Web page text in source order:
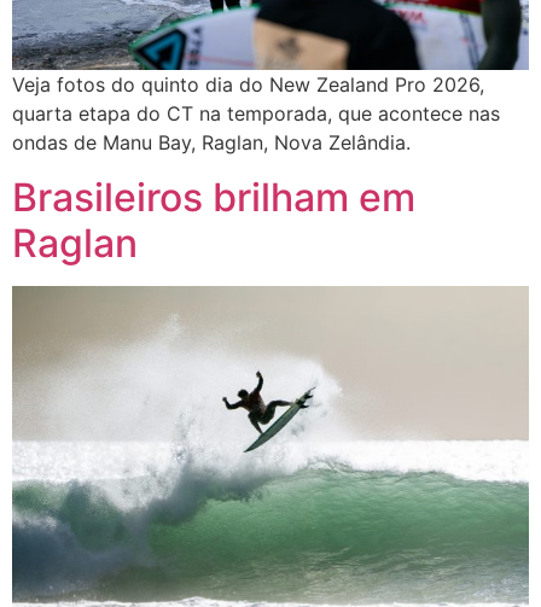
Veja fotos do quinto dia do New Zealand Pro 2026,
quarta etapa do CT na temporada, que acontece nas
ondas de Manu Bay, Raglan, Nova Zelândia.
Brasileiros brilham em
Raglan